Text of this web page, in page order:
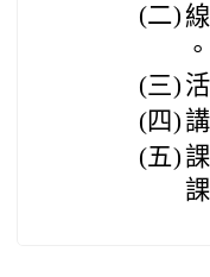
(二)
。
(三)
(四)
(五)